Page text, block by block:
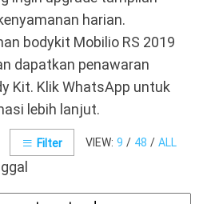
harian.
bodykit Mobilio RS 2019
dapatkan penawaran
Kit. Klik WhatsApp untuk
lebih lanjut.
VIEW: 9 / 48 / ALL
Filter